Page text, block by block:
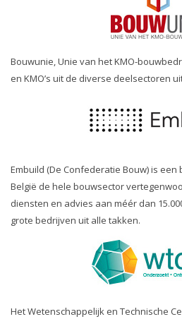
Bouwunie, Unie van het KMO-
en KMO’s uit de diverse deelsectoren
Embuild (De Confederatie Bouw) is
België de hele bouwsector
diensten en advies aan méér dan
grote bedrijven uit alle takken.
Het Wetenschappelijk en Technische